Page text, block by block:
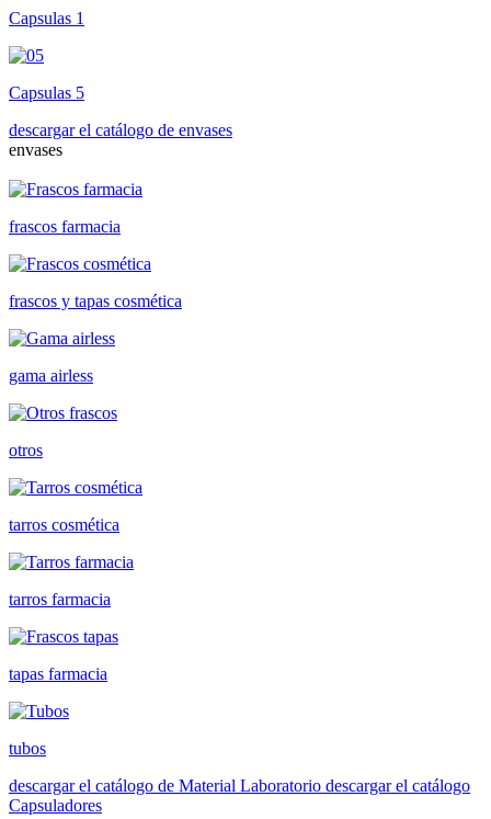
Capsulas 1
Capsulas 5
descargar el catálogo de envases
envases
frascos farmacia
frascos y tapas cosmética
gama airless
otros
tarros cosmética
tarros farmacia
tapas farmacia
tubos
descargar el catálogo de Material Laboratorio descargar el catálogo
Capsuladores